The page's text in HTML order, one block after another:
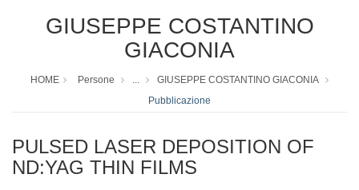
GIUSEPPE COSTANTINO
GIACONIA
HOME Persone ...
GIUSEPPE COSTANTINO GIACONIA
Pubblicazione
PULSED LASER DEPOSITION OF
ND:YAG THIN FILMS